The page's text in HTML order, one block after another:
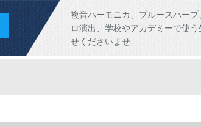
複音ハーモニカ、ブルースハー
ロ演出、学校やアカデミーで使
せくださいませ